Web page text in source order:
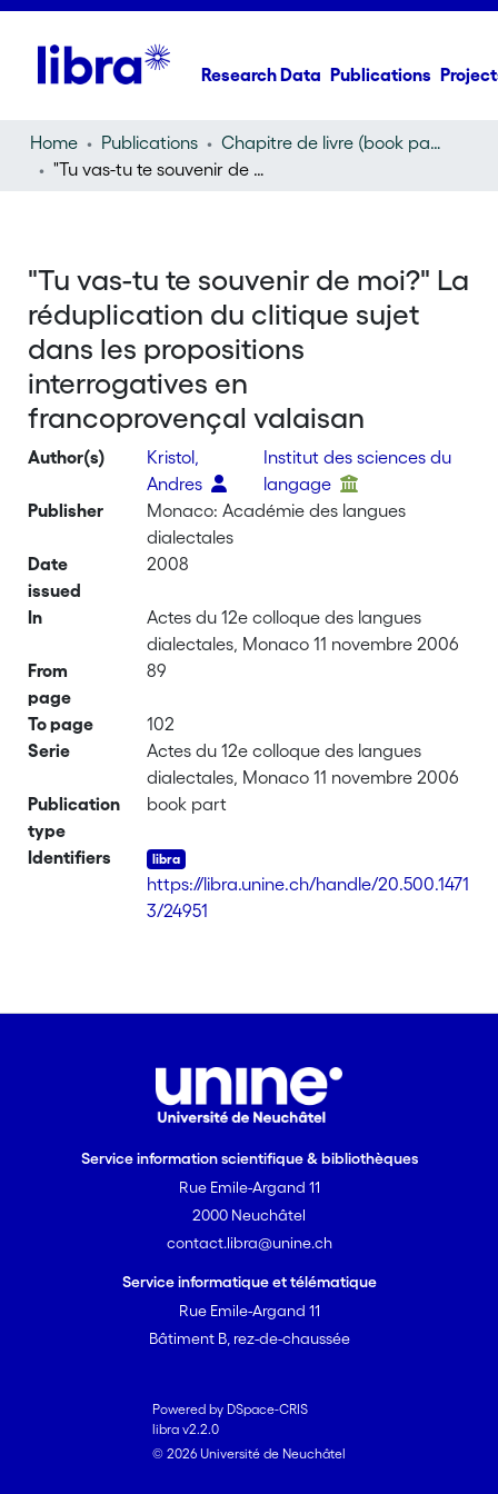
Research Data Publications
Home Publications
Chapitre de livre (book part)
"Tu vas-tu te souvenir de moi?" La réduplication du clitique sujet dans les propositions interrogatives en francoprovençal valaisan
"Tu vas-tu te souvenir de moi?" La
réduplication du clitique sujet
dans les propositions
interrogatives en
francoprovençal valaisan
Author(s)
Kristol,
Andres
Institut des sciences du
langage
Publisher
Monaco: Académie des langues
dialectales
Date
issued
2008
In
Actes du 12e colloque des langues
dialectales, Monaco 11 novembre 2006
From
page
89
To page
102
Serie
Actes du 12e colloque des langues
dialectales, Monaco 11 novembre 2006
Publication
type
book part
Identifiers
https://libra.unine.ch/handle/20.500.1471
3/24951
Service information scientifique & bibliothèques
Rue Emile-Argand 11
2000 Neuchâtel
contact.libra@unine.ch
Service informatique et télématique
Rue Emile-Argand 11
Bâtiment B, rez-de-chaussée
Powered by DSpace-CRIS
libra v2.2.0
© 2026 Université de Neuchâtel